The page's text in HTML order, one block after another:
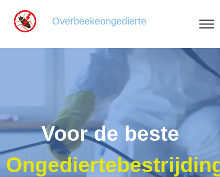
Overbeekeongedierte
Voor de beste